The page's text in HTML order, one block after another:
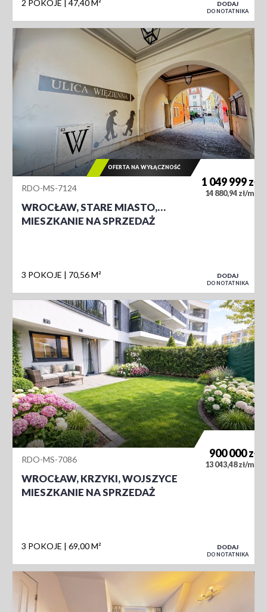
2 POKOJE 47,40 M² DODAJ
DO NOTATNIKA
RDO-MS-7124
WROCŁAW, STARE MIASTO,…
MIESZKANIE NA SPRZEDAŻ
3 POKOJE 70,56 M²
1 049 999zł
14 880,94 zł/m
OFERTA NA WYŁĄCZNOŚĆ
DODAJ
DO NOTATNIKA
RDO-MS-7086
WROCŁAW, KRZYKI, WOJSZYCE
MIESZKANIE NA SPRZEDAŻ
3 POKOJE 69,00 M²
900 000zł
13 043,48 zł/m
DODAJ
DO NOTATNIKA